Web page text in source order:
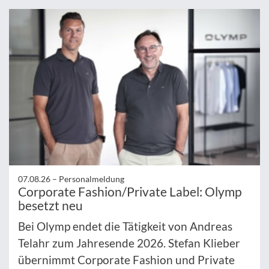
07.08.26 – Personalmeldung
Corporate Fashion/Private Label: Olymp
besetzt neu
Bei Olymp endet die Tätigkeit von Andreas
Telahr zum Jahresende 2026. Stefan Klieber
übernimmt Corporate Fashion und Private